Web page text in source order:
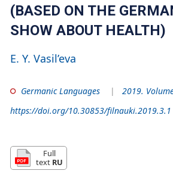
(BASED ON THE
SHOW ABOUT HEALTH)
E. Y. Vasil’eva
Germanic Languages
2019.
https://doi.org/10.30853/filnauki.2019.3.1
Full
text RU